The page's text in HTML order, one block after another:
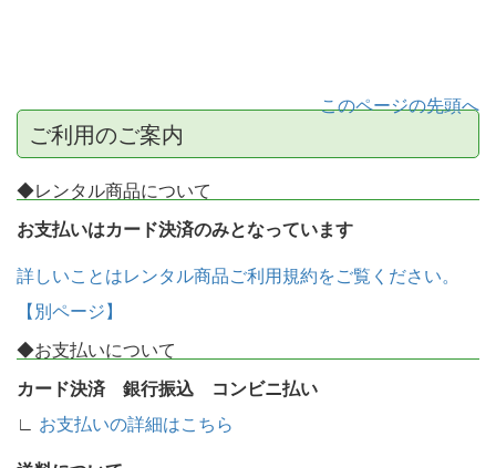
このページの先頭へ
ご利用のご案内
◆レンタル商品について
お支払いはカード決済のみとなっています
詳しいことはレンタル商品ご利用規約をご覧ください。
【別ページ】
◆お支払いについて
カード決済 銀行振込 コンビニ払い
∟ お支払いの詳細はこちら